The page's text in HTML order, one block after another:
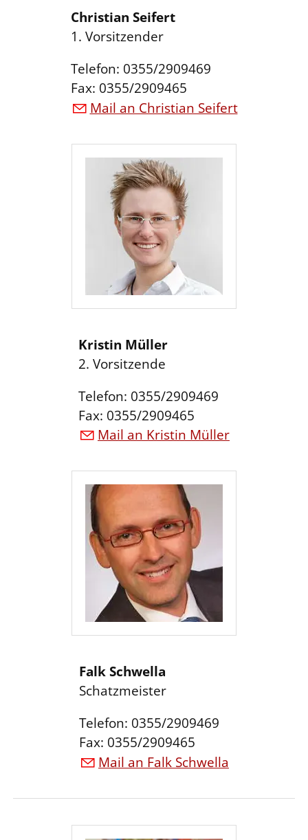
Christian Seifert
1. Vorsitzender
Telefon: 0355/2909469
Fax: 0355/2909465
Mail an Christian Seifert
Kristin Müller
2. Vorsitzende
Telefon: 0355/2909469
Fax: 0355/2909465
Mail an Kristin Müller
Falk Schwella
Schatzmeister
Telefon: 0355/2909469
Fax: 0355/2909465
Mail an Falk Schwella